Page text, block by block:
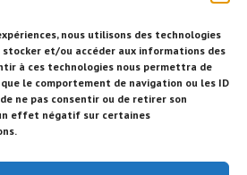
nous utilisons des technologies
et/ou accéder aux informations des
à ces technologies nous permettra de
le comportement de navigation ou les ID
ne pas consentir ou de retirer son
effet négatif sur certaines
BDE
loisirs et jeunesse